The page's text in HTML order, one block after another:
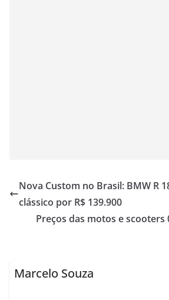
Nova Custom no Brasil: BMW R
clássico por R$ 139.900
Preços das motos e scooters
Marcelo Souza